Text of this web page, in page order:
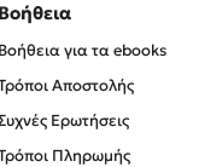
Βοήθεια
Βοήθεια για τα ebooks
Αποστολής
Ερωτήσεις
Πληρωμής